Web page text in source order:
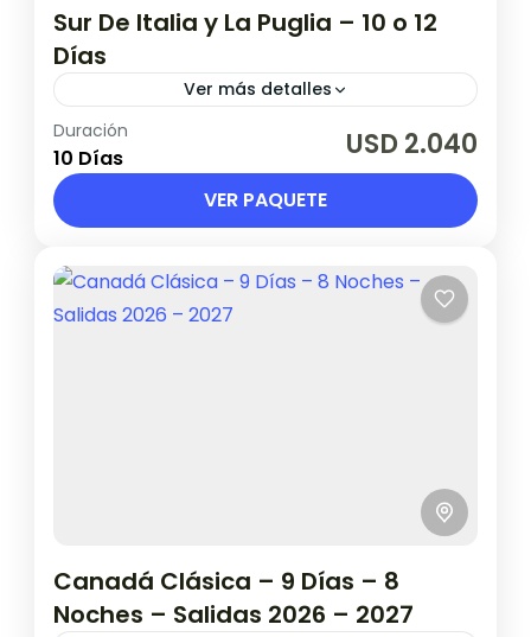
Sur De Italia y La Puglia – 10 o 12
Días
Ver más detalles
10 o 12 Días - Fechas de salida 2026 A Roma:
Jueves May: 07, 21 / Jun: 04, 18 / Jul: 02, 16,
1 Persona en base doble
Duración
10 Días USD 2.040
VER PAQUETE
Canadá Clásica – 9 Días – 8
Noches – Salidas 2026 – 2027